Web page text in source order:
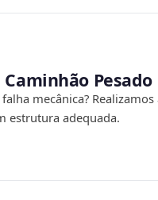
Pesado
mecânica? Realizamos
estrutura adequada.